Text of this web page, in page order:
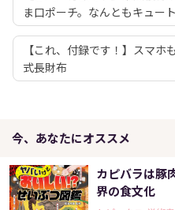
ま口ポーチ。なんともキュート
【これ、付録です！】スマ
式長財布
今、あなたにオススメ
カピバラは豚
界の食文化